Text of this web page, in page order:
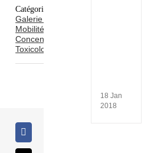
Catégories:
Galerie SCA
Mobilité-
Concentration
Toxicologie
Facebook
18 Jan
2018